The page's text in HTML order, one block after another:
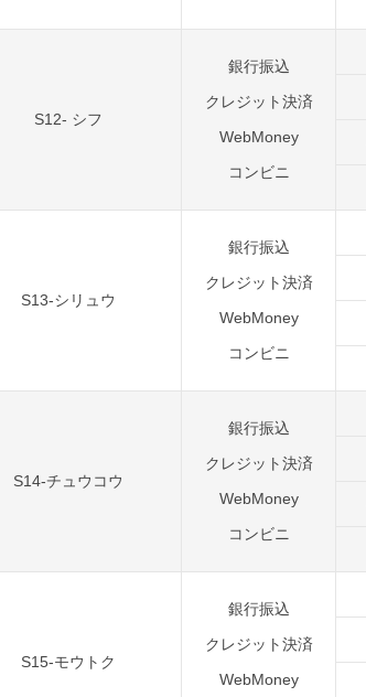
S12- シフ
銀行振込
クレジット決済
WebMoney
コンビニ
S13-シリュウ
銀行振込
クレジット決済
WebMoney
コンビニ
S14-チュウコウ
銀行振込
クレジット決済
WebMoney
コンビニ
S15-モウトク
銀行振込
クレジット決済
WebMoney